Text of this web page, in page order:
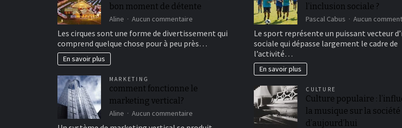
bon moment de détente
Aline Aucun commentaire
au
cirque
bon
Les cirques sont une forme de divertissement qui
comprend quelque chose pour à peu près…
En savoir plus
MARKETING
comment fonctionne le
marketing vertical?
Aline Aucun commentaire
l’inclusion sociale ?
Pascal Cabus Aucun
Le sport représente un puissant vecteur
sociale qui dépasse largement le cadre de
l’activité…
En savoir plus
CULTURE
Culture populaire :
la musique sur la société
d’aujourd’hui